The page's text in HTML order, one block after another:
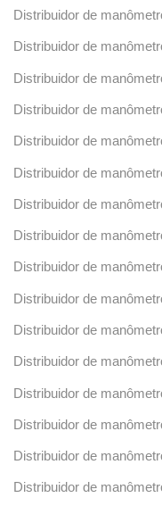
Distribuidor de
Distribuidor de
Distribuidor de
Distribuidor de
Distribuidor de
Distribuidor de
Distribuidor de
Distribuidor de
Distribuidor de
Distribuidor de
Distribuidor de
Distribuidor de
Distribuidor de
Distribuidor de
Distribuidor de
Distribuidor de